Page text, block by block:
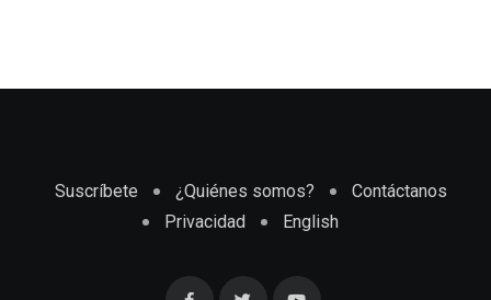
Suscríbete ¿Quiénes somos?
Contáctanos
Privacidad
English